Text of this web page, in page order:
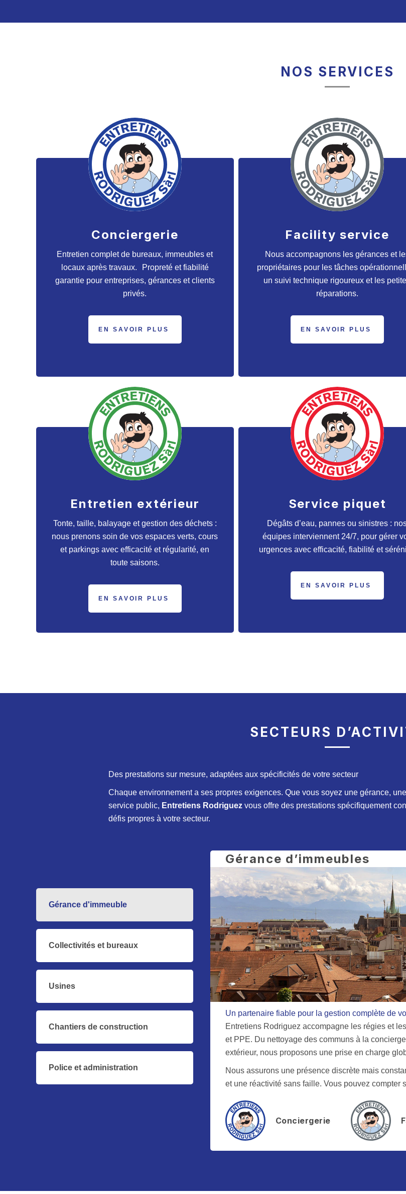
NOS SERVICES
Conciergerie
Entretien complet de bureaux, immeubles et
locaux après travaux. Propreté et fiabilité
garantie pour entreprises, gérances et clients
privés.
EN SAVOIR PLUS
Facility service
Nous accompagnons les gérances et
propriétaires pour les tâches
un suivi technique rigoureux et les
réparations.
EN SAVOIR PLUS
Entretien extérieur
Tonte, taille, balayage et gestion des déchets :
nous prenons soin de vos espaces verts, cours
et parkings avec efficacité et régularité, en
toute saisons.
EN SAVOIR PLUS
Service piquet
Dégâts d’eau, pannes ou sinistres :
équipes interviennent 24/7, pour gérer
urgences avec efficacité, fiabilité et
EN SAVOIR PLUS
SECTEURS
Des prestations sur mesure, adaptées aux spécificités de votre secteur
Chaque environnement a ses propres exigences. Que vous soyez une gérance,
service public, Entretiens Rodriguez vous offre des prestations spécifiquement
défis propres à votre secteur.
Gérance d'immeuble
Collectivités et bureaux
Usines
Chantiers de construction
Police et administration
Gérance d’immeubles
Un partenaire fiable pour la gestion complète de
Entretiens Rodriguez accompagne les régies et
et PPE. Du nettoyage des communs à la
extérieur, nous proposons une prise en charge
Nous assurons une présence discrète mais
et une réactivité sans faille. Vous pouvez
Conciergerie